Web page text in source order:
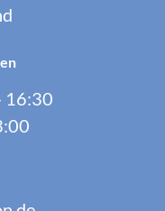
16:30